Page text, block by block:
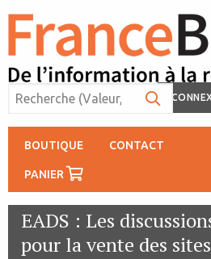
BOUTIQUE CONTACT
PANIER
EADS : Les
pour la vente des